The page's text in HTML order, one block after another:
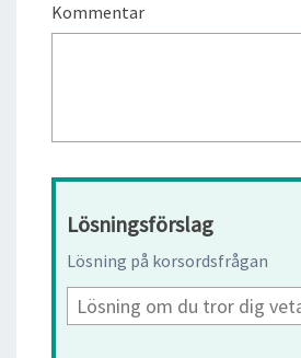
Kommentar
Lösningsförslag
Lösning på korsordsfrågan